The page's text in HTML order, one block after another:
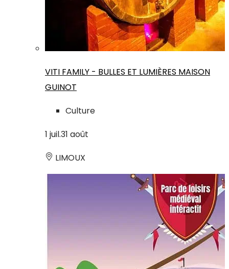
VITI FAMILY - BULLES ET LUMIÈRES MAISON
GUINOT
Culture
1 juil.31 août
LIMOUX